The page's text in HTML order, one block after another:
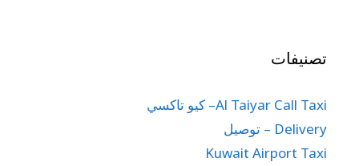
تصنيفات
Al Taiyar Call Taxi– كيو تاكسي
Delivery – توصيل
Kuwait Airport Taxi